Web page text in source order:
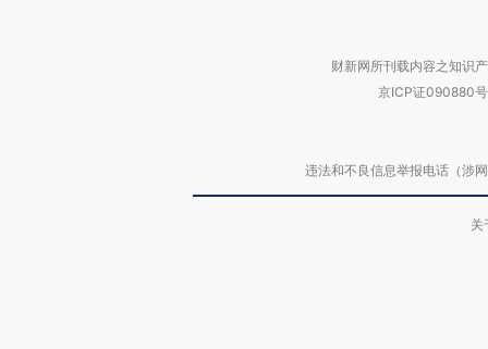
财新网所刊载内容之知识
京ICP证090880号
违法和不良信息举报电话（涉
关